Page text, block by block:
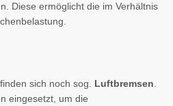
Diese ermöglicht die im Verhältnis
sich noch sog. Luftbremsen.
eingesetzt, um die